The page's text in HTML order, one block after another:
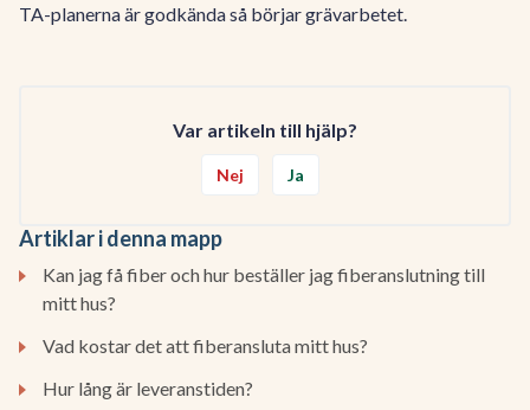
TA-planerna är godkända så börjar grävarbetet.
Var artikeln till hjälp?
Nej Ja
Artiklar i denna mapp
Kan jag få fiber och hur beställer jag fiberanslutning till
mitt hus?
Vad kostar det att fiberansluta mitt hus?
Hur lång är leveranstiden?